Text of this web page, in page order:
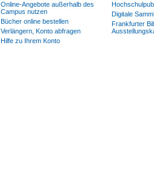
Online-Angebote außerhalb des
Campus nutzen
Bücher online bestellen
Verlängern, Konto abfragen
Hilfe zu Ihrem Konto
Digitale
Frankfurter